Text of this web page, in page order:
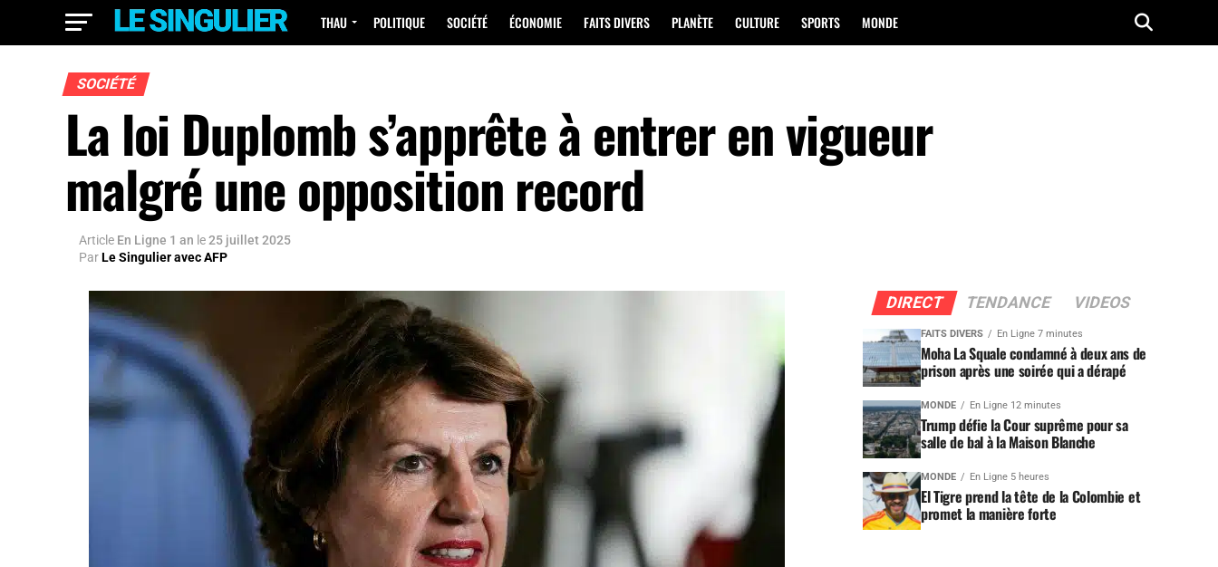
THAU POLITIQUE SOCIÉTÉ ÉCONOMIE FAITS DIVERS PLANÈTE CULTURE SPORTS MONDE
SOCIÉTÉ
La loi Duplomb s’apprête à entrer en vigueur
malgré une opposition record
Article En Ligne 1 an le25 juillet 2025
ParLe Singulier avec AFP
DIRECT TENDANCE VIDEOS
FAITS DIVERS En Ligne 7 minutes
Moha La Squale condamné à deux ans de
prison après une soirée qui a dérapé
MONDE En Ligne 12 minutes
Trump défie la Cour suprême pour sa
salle de bal à la Maison Blanche
MONDE En Ligne 5 heures
El Tigre prend la tête de la Colombie et
promet la manière forte